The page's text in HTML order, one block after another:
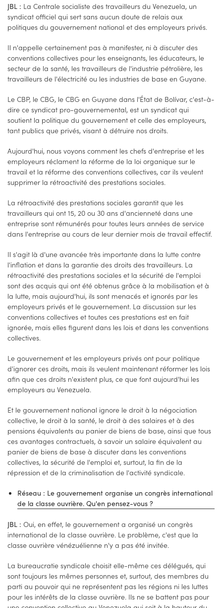
JBL : La Centrale socialiste des travailleurs du Venezuela, un
syndicat officiel qui sert sans aucun doute de relais aux
politiques du gouvernement national et des employeurs privés.
Il n'appelle certainement pas à manifester, ni à discuter des
conventions collectives pour les enseignants, les éducateurs, le
secteur de la santé, les travailleurs de l'industrie pétrolière, les
travailleurs de l'électricité ou les industries de base en Guyane.
Le CBP, le CBG, le CBG en Guyane dans l'État de Bolívar, c'est-à-
dire ce syndicat pro-gouvernemental, est un syndicat qui
soutient la politique du gouvernement et celle des employeurs,
tant publics que privés, visant à détruire nos droits.
Aujourd'hui, nous voyons comment les chefs d'entreprise et les
employeurs réclament la réforme de la loi organique sur le
travail et la réforme des conventions collectives, car ils veulent
supprimer la rétroactivité des prestations sociales.
La rétroactivité des prestations sociales garantit que les
travailleurs qui ont 15, 20 ou 30 ans d'ancienneté dans une
entreprise sont rémunérés pour toutes leurs années de service
dans l'entreprise au cours de leur dernier mois de travail effectif.
Il s'agit là d'une avancée très importante dans la lutte contre
l'inflation et dans la garantie des droits des travailleurs. La
rétroactivité des prestations sociales et la sécurité de l'emploi
sont des acquis qui ont été obtenus grâce à la mobilisation et à
la lutte, mais aujourd'hui, ils sont menacés et ignorés par les
employeurs privés et le gouvernement. La discussion sur les
conventions collectives et toutes ces prestations est en fait
ignorée, mais elles figurent dans les lois et dans les conventions
collectives.
Le gouvernement et les employeurs privés ont pour politique
d'ignorer ces droits, mais ils veulent maintenant réformer les lois
afin que ces droits n'existent plus, ce que font aujourd'hui les
employeurs au Venezuela.
Et le gouvernement national ignore le droit à la négociation
collective, le droit à la santé, le droit à des salaires et à des
pensions équivalents au panier de biens de base, ainsi que tous
ces avantages contractuels, à savoir un salaire équivalent au
panier de biens de base à discuter dans les conventions
collectives, la sécurité de l'emploi et, surtout, la fin de la
répression et de la criminalisation de l'activité syndicale.
Réseau : Le gouvernement organise un congrès international
de la classe ouvrière. Qu'en pensez-vous ?
JBL : Oui, en effet, le gouvernement a organisé un congrès
international de la classe ouvrière. Le problème, c'est que la
classe ouvrière vénézuélienne n'y a pas été invitée.
La bureaucratie syndicale choisit elle-même ces délégués, qui
sont toujours les mêmes personnes et, surtout, des membres du
parti au pouvoir qui ne représentent pas les régions ni les luttes
pour les intérêts de la classe ouvrière. Ils ne se battent pas pour